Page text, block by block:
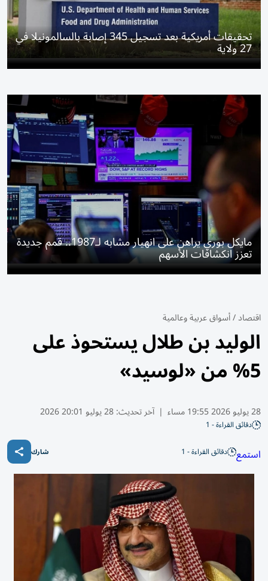
تحقيقات أمريكية بعد تسجيل 345 إصابة بالسالمونيلا في
27 ولاية
مايكل بوري يراهن على انهيار مشابه لـ1987.. قمم جديدة
تعزز انكشافات الأسهم
اقتصاد/أسواق عربية وعالمية
الوليد بن طلال يستحوذ على
5% من «لوسيد»
28 يوليو 2026 19:55 مساء | آخر تحديث:28 يوليو 20:01 2026
دقائق القراءة - 1
استمع دقائق القراءة - 1 شارك